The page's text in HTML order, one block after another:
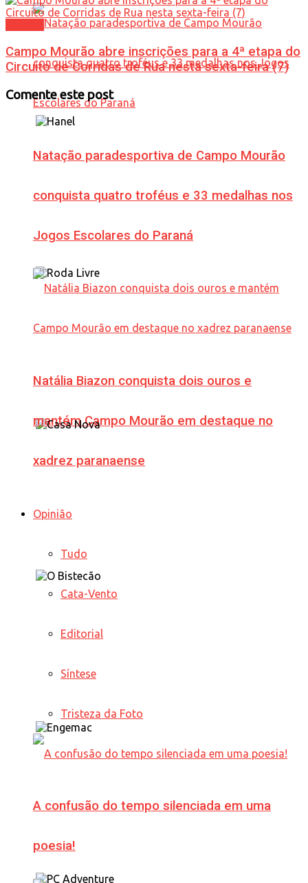
Natação paradesportiva de Campo Mourão
conquista quatro troféus e 33 medalhas nos
Jogos Escolares do Paraná
Natália Biazon conquista dois ouros e
mantém Campo Mourão em destaque no
xadrez paranaense
Opinião
Tudo
Cata-Vento
Editorial
Síntese
Tristeza da Foto
A confusão do tempo silenciada em uma
poesia!
Campo Mourão abre inscrições para a 4ª etapa do
Circuito de Corridas de Rua nesta sexta-feira (7)
Comente este post